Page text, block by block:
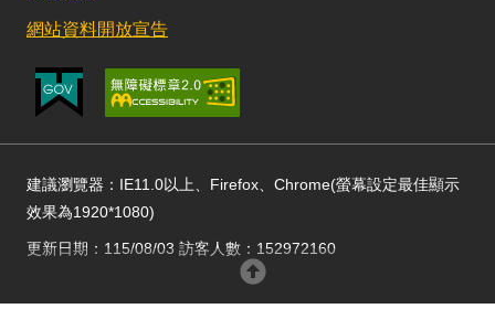
網站資料開放宣告
建議瀏覽器：IE11.0以上、Firefox、Chrome(螢幕設定最佳顯示
效果為1920*1080)
更新日期：115/08/03 訪客人數：152972160
回頂部